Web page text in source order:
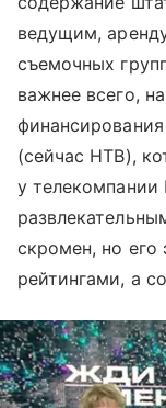
ведущим,
съемочных
важнее всего,
(сейчас НТВ),
у
скромен, но его
рейтингами, а